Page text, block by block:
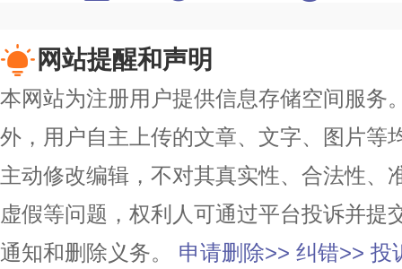
网站提醒和声明
本网站为注册用户提供信息存储空间服务
外，用户自主上传的文章、文字、图片等
主动修改编辑，不对其真实性、合法性、
虚假等问题，权利人可通过平台投诉并提
通知和删除义务。
申请删除>> 纠错>> 投